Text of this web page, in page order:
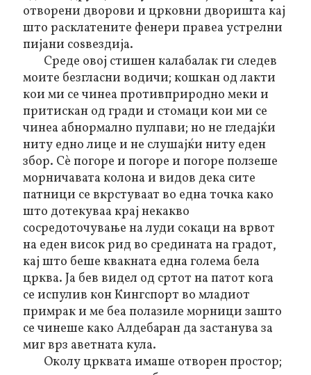
отворени дворови и црковни дворишта кај
што расклатените фенери правеа устрелни
пијани соѕвездија.
Среде овој стишен калабалак ги следев
моите безгласни водичи; кошкан од лакти
кои ми се чинеа противприродно меки и
притискан од гради и стомаци кои ми се
чинеа абнормално пулпави; но не гледајќи
ниту едно лице и не слушајќи ниту еден
збор. Сѐ погоре и погоре и погоре ползеше
морничавата колона и видов дека сите
патници се вкрстуваат во една точка како
што дотекуваа крај некакво
сосредоточување на луди сокаци на врвот
на еден висок рид во средината на градот,
кај што беше квакната една голема бела
црква. Ја бев видел од сртот на патот кога
се испулив кон Кингспорт во младиот
примрак и ме беа полазиле морници зашто
се чинеше како Алдебаран да застанува за
мигврз аветната кула.
Околу црквата имаше отворен простор;